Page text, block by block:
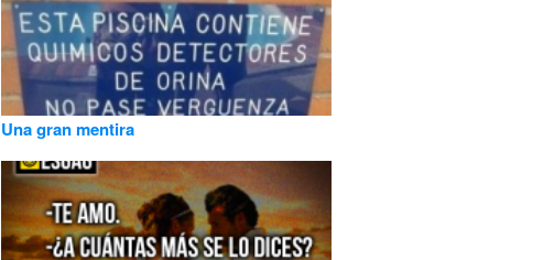
Una gran mentira